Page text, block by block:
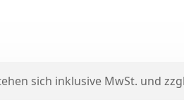
sich inklusive MwSt. und